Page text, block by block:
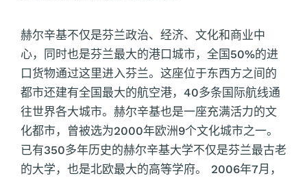
赫尔辛基不仅是芬兰政治、经济、文化和商业中
心，同时也是芬兰最大的港口城市，全国50%的进
口货物通过这里进入芬兰。这座位于东西方之间的
都市还建有全国最大的航空港，40多条国际航线通
往世界各大城市。赫尔辛基也是一座充满活力的文
化都市，曾被选为2000年欧洲9个文化城市之一。
已有350多年历史的赫尔辛基大学不仅是芬兰最古老
的大学，也是北欧最大的高等学府。 2006年7月，